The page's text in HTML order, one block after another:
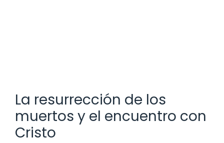
La resurrección de los
muertos y el encuentro con
Cristo